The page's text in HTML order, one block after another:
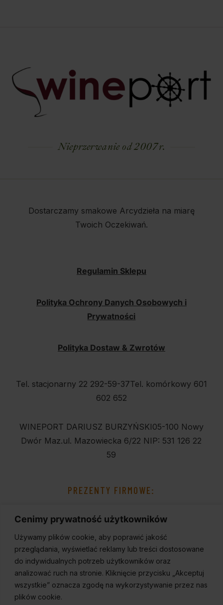
Cenimy prywatność użytkowników
Używamy plików cookie, aby poprawić jakość
przeglądania, wyświetlać reklamy lub treści dostosowane
do indywidualnych potrzeb użytkowników oraz
analizować ruch na stronie. Kliknięcie przycisku „Akceptuj
wszystkie” oznacza zgodę na wykorzystywanie przez nas
plików cookie.
Nieprzerwanie od 2007 r.
Dostarczamy smakowe Arcydzieła na miarę
Twoich Oczekiwań.
Regulamin Sklepu
Polityka Ochrony Danych Osobowych i
Prywatności
Polityka Dostaw & Zwrotów
Tel. stacjonarny 22 292-59-37Tel. komórkowy 601
602 652
WINEPORT DARIUSZ BURZYŃSKI05-100 Nowy
Dwór Maz.ul. Mazowiecka 6/22 NIP: 531 126 22
59
PREZENTY FIRMOWE: